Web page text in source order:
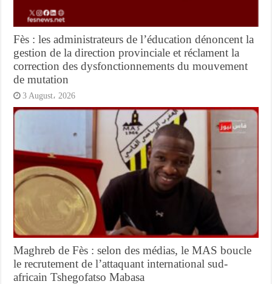
Fès : les administrateurs de l’éducation dénoncent la
gestion de la direction provinciale et réclament la
correction des dysfonctionnements du mouvement
de mutation
3 August، 2026
Maghreb de Fès : selon des médias, le MAS boucle
le recrutement de l’attaquant international sud-
africain Tshegofatso Mabasa